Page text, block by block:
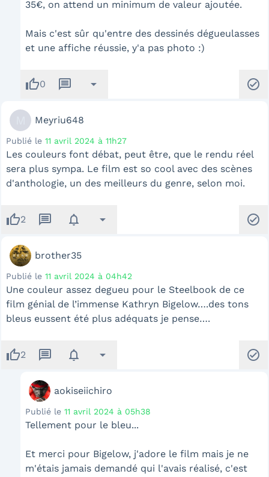
35€, on attend un minimum de valeur ajoutée.
Mais c'est sûr qu'entre des dessinés dégueulasses
et une affiche réussie, y'a pas photo :)
thumb_up0 message arrow_drop_down check_circle
Meyriu648
Publié le 11 avril 2024 à 11h27
Les couleurs font débat, peut être, que le rendu réel
sera plus sympa. Le film est so cool avec des scènes
d'anthologie, un des meilleurs du genre, selon moi.
thumb_up2 message notifications arrow_drop_down check_circle
brother35
Publié le 11 avril 2024 à 04h42
Une couleur assez degueu pour le Steelbook de ce
film génial de l’immense Kathryn Bigelow….des tons
bleus eussent été plus adéquats je pense….
thumb_up2 message notifications arrow_drop_down check_circle
aokiseiichiro
Publié le 11 avril 2024 à 05h38
Tellement pour le bleu...
Et merci pour Bigelow, j'adore le film mais je ne
m'étais jamais demandé qui l'avais réalisé, c'est